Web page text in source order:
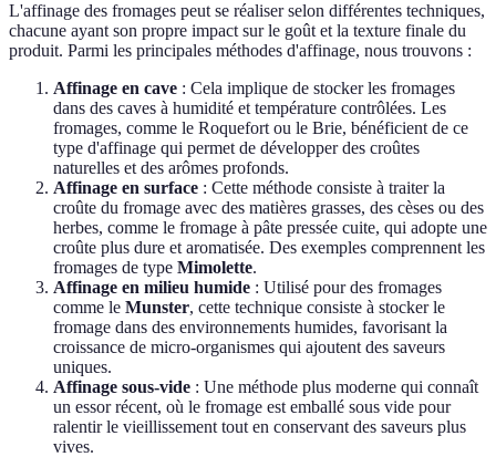
L'affinage des fromages peut se réaliser selon différentes techniques,
chacune ayant son propre impact sur le goût et la texture finale du
produit. Parmi les principales méthodes d'affinage, nous trouvons :
Affinage en cave : Cela implique de stocker les fromages
dans des caves à humidité et température contrôlées. Les
fromages, comme le Roquefort ou le Brie, bénéficient de ce
type d'affinage qui permet de développer des croûtes
naturelles et des arômes profonds.
Affinage en surface : Cette méthode consiste à traiter la
croûte du fromage avec des matières grasses, des cèses ou des
herbes, comme le fromage à pâte pressée cuite, qui adopte une
croûte plus dure et aromatisée. Des exemples comprennent les
fromages de type Mimolette.
Affinage en milieu humide : Utilisé pour des fromages
comme le Munster, cette technique consiste à stocker le
fromage dans des environnements humides, favorisant la
croissance de micro-organismes qui ajoutent des saveurs
uniques.
Affinage sous-vide : Une méthode plus moderne qui connaît
un essor récent, où le fromage est emballé sous vide pour
ralentir le vieillissement tout en conservant des saveurs plus
vives.